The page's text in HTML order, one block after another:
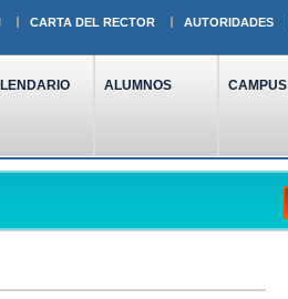
CARTA DEL RECTOR AUTORIDADES
ALUMNOS CAMPUS